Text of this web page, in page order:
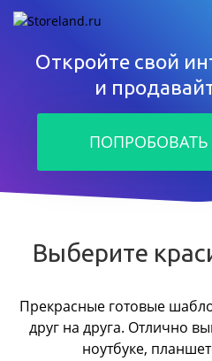
Откройте свой
и
ПОПРОБОВАТЬ
Выберите
Прекрасные готовые
друг на друга. Отлично
ноутбуке,